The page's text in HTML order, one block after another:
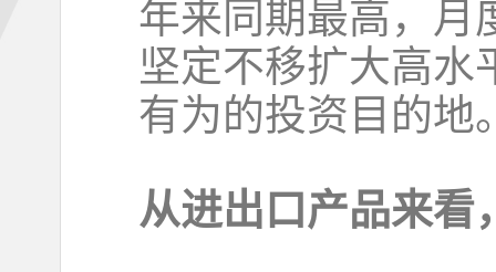
年来同期最高，月
坚定不移扩大高水
有为的投资目的地
从进出口产品来看